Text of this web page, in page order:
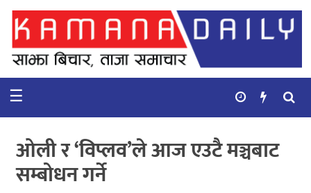
गृहपृष्ठ
समाचार
कुटनिती
कुराकानी
☰
ओली र ‘विप्लव’ले आज एउटै मञ्चबाट
सम्बोधन गर्ने